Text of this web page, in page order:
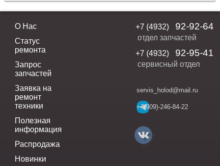
О Нас
Статус
ремонта
Запрос
запчастей
Заявка на
ремонт
техники
Полезная
информация
Распродажа
Новинки
+7 (4932) 92-92-64
отдел запчастей
+7 (4932)
92-95-41
сервисный отдел
servis_holod@mail.ru
+7(909)-246-84-22